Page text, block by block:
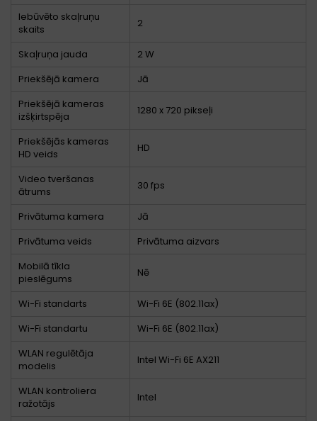
Iebūvēto skaļruņu
skaits
2
Skaļruņa jauda
2 W
Priekšējā kamera
Jā
Priekšējā kameras
izšķirtspēja
1280 x 720 pikseļi
Priekšējās kameras
HD veids
HD
Video tveršanas
ātrums
30 fps
Privātuma kamera
Jā
Privātuma veids
Privātuma aizvars
Mobilā tīkla
pieslēgums
Nē
Wi-Fi standarts
Wi-Fi 6E (802.11ax)
Wi-Fi standartu
Wi-Fi 6E (802.11ax)
WLAN regulētāja
modelis
Intel Wi-Fi 6E AX211
WLAN kontroliera
ražotājs
Intel